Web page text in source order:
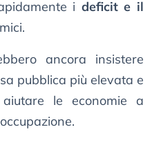
i deficit e il
ancora insistere
pubblica più elevata e
le economie a